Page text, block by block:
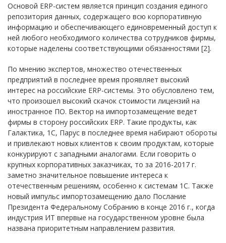
Основой ERP-систем является принцип создания единого
репозитория данных, содержащего всю корпоративную
информацию и обеспечивающего единовременный доступ к
ней любого необходимого количества сотрудников фирмы,
которые наделены соответствующими обязанностями [2].
По мнению экспертов, множество отечественных
предприятий в последнее время проявляет высокий
интерес на российские ERP-системы. Это обусловлено тем,
что произошел высокий скачок стоимости лицензий на
иностранное ПО. Вектор на импортозамещение ведет
фирмы в сторону российских ERP. Такие продукты, как
Галактика, 1С, Парус в последнее время набирают обороты
и привлекают новых клиентов к своим продуктам, которые
конкурируют с западными аналогами. Если говорить о
крупных корпоративных заказчиках, то за 2016-2017 г.
заметно значительное повышение интереса к
отечественным решениям, особенно к системам 1С. Также
новый импульс импортозамещению дало Послание
Президента Федеральному Собранию в конце 2016 г., когда
индустрия ИТ впервые на государственном уровне была
названа приоритетным направлением развития.